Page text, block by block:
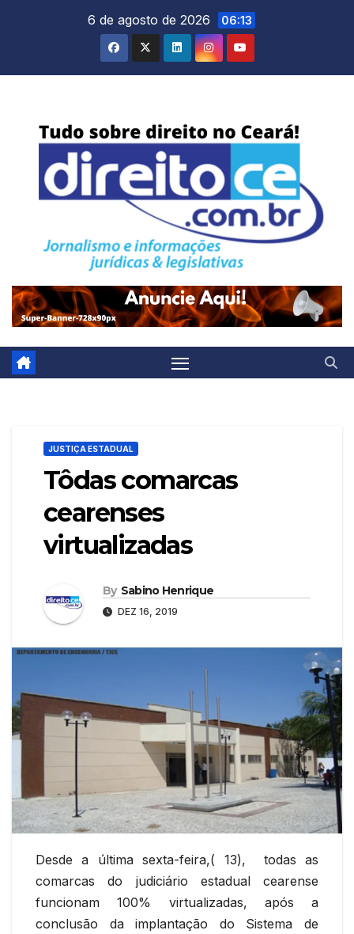
6 de agosto de 2026 06:13
JUSTIÇA ESTADUAL
Tôdas comarcas
cearenses
virtualizadas
By Sabino Henrique
DEZ 16, 2019
Desde a última sexta-feira,( 13), todas as
comarcas do judiciário estadual cearense
funcionam 100% virtualizadas, após a
conclusão da implantação do Sistema de